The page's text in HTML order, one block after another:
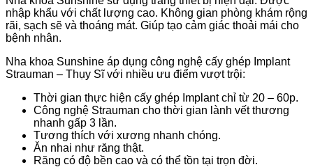
nhập khẩu với chất lượng cao. Không gian phòng khám rộng
rãi, sạch sẽ và thoáng mát. Giúp tạo cảm giác thoải mái cho
bệnh nhân.
Nha khoa Sunshine áp dụng công nghệ cấy ghép Implant
Strauman – Thụy Sĩ với nhiều ưu điểm vượt trội:
Thời gian thực hiện cấy ghép Implant chỉ từ 20 – 60p.
Công nghệ Strauman cho thời gian lành vết thương
nhanh gấp 3 lần.
Tương thích với xương nhanh chóng.
Ăn nhai như răng thật.
Răng có độ bền cao và có thể tồn tại trọn đời.